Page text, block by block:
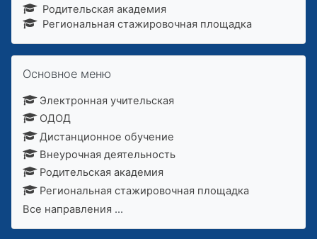
Родительская академия
Региональная стажировочная площадка
Пропустить Основное меню
Основное меню
Электронная учительская
ОДОД
Дистанционное обучение
Внеурочная деятельность
Родительская академия
Региональная стажировочная площадка
Все направления ...